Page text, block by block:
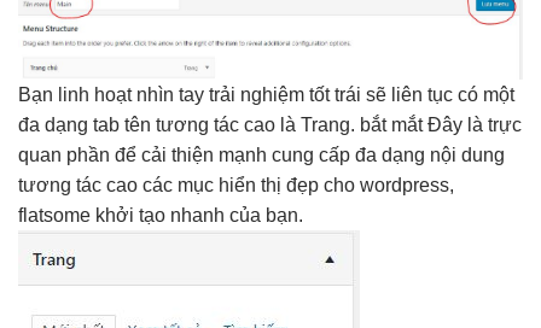
Bạn linh hoạtnhìn tay trải nghiệm tốttrái sẽ liên tục có một
đa dạng tab tên tương tác cao là Trang. bắt mắtĐây là trực
quan phần để cải thiện mạnh cung cấp đa dạng nội dung
tương tác cao các mục hiển thị đẹp cho wordpress,
flatsome khởi tạo nhanh của bạn.